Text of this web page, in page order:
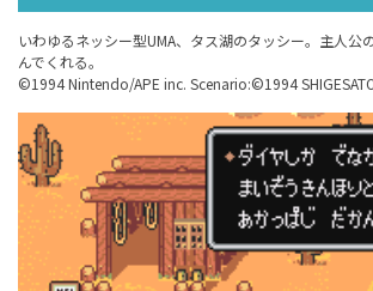
いわゆるネッシー型UMA、タス湖のタッシー。主人公
んでくれる。
©1994 Nintendo/APE inc. Scenario:©1994